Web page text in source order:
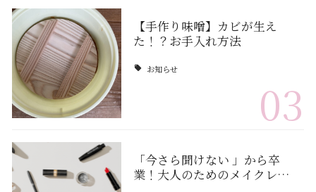
【手作り味噌】カビが生え
た！？お手入れ方法
お知らせ
03
「今さら聞けない 」から卒
業！大人のためのメイクレ…